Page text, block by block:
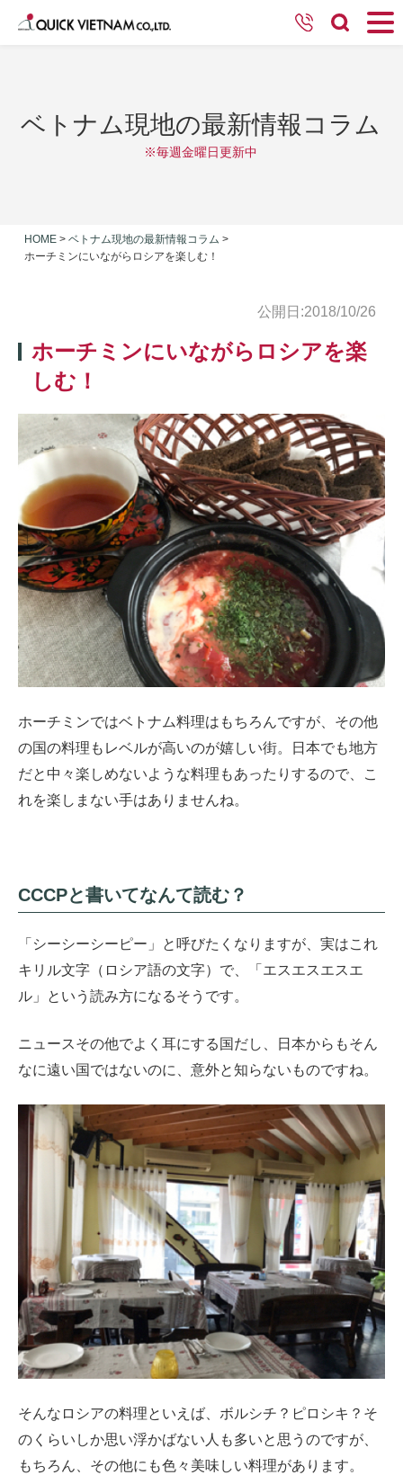
ベトナム現地の最新情報コラム
※毎週金曜日更新中
HOME > ベトナム現地の最新情報コラム >
ホーチミンにいながらロシアを楽しむ！
公開日:2018/10/26
ホーチミンにいながらロシアを楽
しむ！
ホーチミンではベトナム料理はもちろんですが、その他
の国の料理もレベルが高いのが嬉しい街。日本でも地方
だと中々楽しめないような料理もあったりするので、こ
れを楽しまない手はありませんね。
CCCPと書いてなんて読む？
「シーシーシーピー」と呼びたくなりますが、実はこれ
キリル文字（ロシア語の文字）で、「エスエスエスエ
ル」という読み方になるそうです。
ニュースその他でよく耳にする国だし、日本からもそん
なに遠い国ではないのに、意外と知らないものですね。
そんなロシアの料理といえば、ボルシチ？ピロシキ？そ
のくらいしか思い浮かばない人も多いと思うのですが、
もちろん、その他にも色々美味しい料理があります。